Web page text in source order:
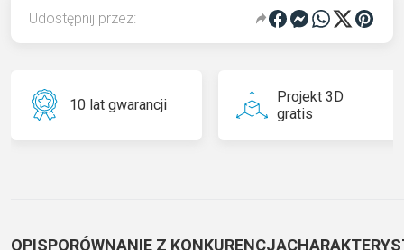
Udostępnij przez:
10 lat gwarancji
Projekt 3D
gratis
OPISPORÓWNANIE Z KONKURENCJĄ